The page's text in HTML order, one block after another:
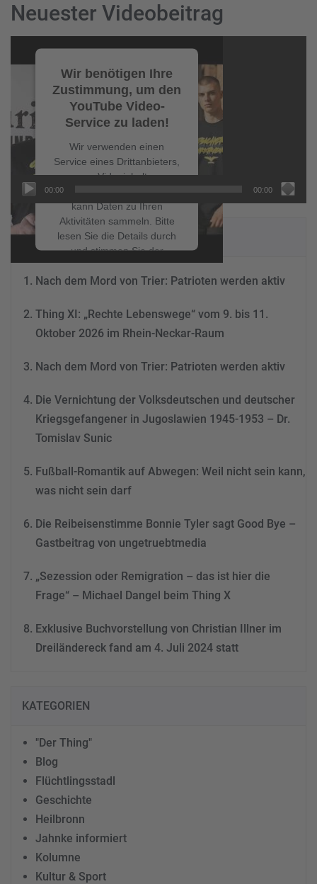
Neuester Videobeitrag
Player
Wir benötigen Ihre
Zustimmung, um den
YouTube Video-
Service zu laden!
Wir verwenden einen
Service eines Drittanbieters,
um Videoinhalte
einzubetten. Dieser Service
kann Daten zu Ihren
Aktivitäten sammeln. Bitte
lesen Sie die Details durch
und stimmen Sie der
Nutzung des Service zu, um
dieses Video anzusehen.
Mehr Informationen
Consent Management
&
00:00 00:00
NEUESTE BEITRÄGE
Nach dem Mord von Trier: Patrioten werden aktiv
Thing XI: „Rechte Lebenswege“ vom 9. bis 11.
Oktober 2026 im Rhein-Neckar-Raum
Nach dem Mord von Trier: Patrioten werden aktiv
Die Vernichtung der Volksdeutschen und deutscher
Kriegsgefangener in Jugoslawien 1945-1953 – Dr.
Tomislav Sunic
Fußball-Romantik auf Abwegen: Weil nicht sein kann,
was nicht sein darf
Die Reibeisenstimme Bonnie Tyler sagt Good Bye –
Gastbeitrag von ungetruebtmedia
„Sezession oder Remigration – das ist hier die
Frage“ – Michael Dangel beim Thing X
Exklusive Buchvorstellung von Christian Illner im
Dreiländereck fand am 4. Juli 2024 statt
KATEGORIEN
"Der Thing"
Blog
Flüchtlingsstadl
Geschichte
Heilbronn
Jahnke informiert
Kolumne
Kultur & Sport